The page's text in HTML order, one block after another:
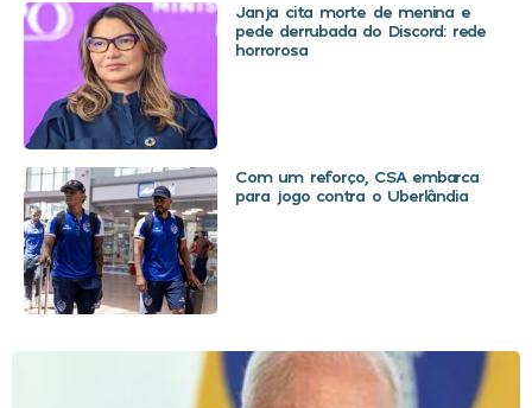
Janja cita morte de menina e
pede derrubada do Discord: rede
horrorosa
Com um reforço, CSA embarca
para jogo contra o Uberlândia